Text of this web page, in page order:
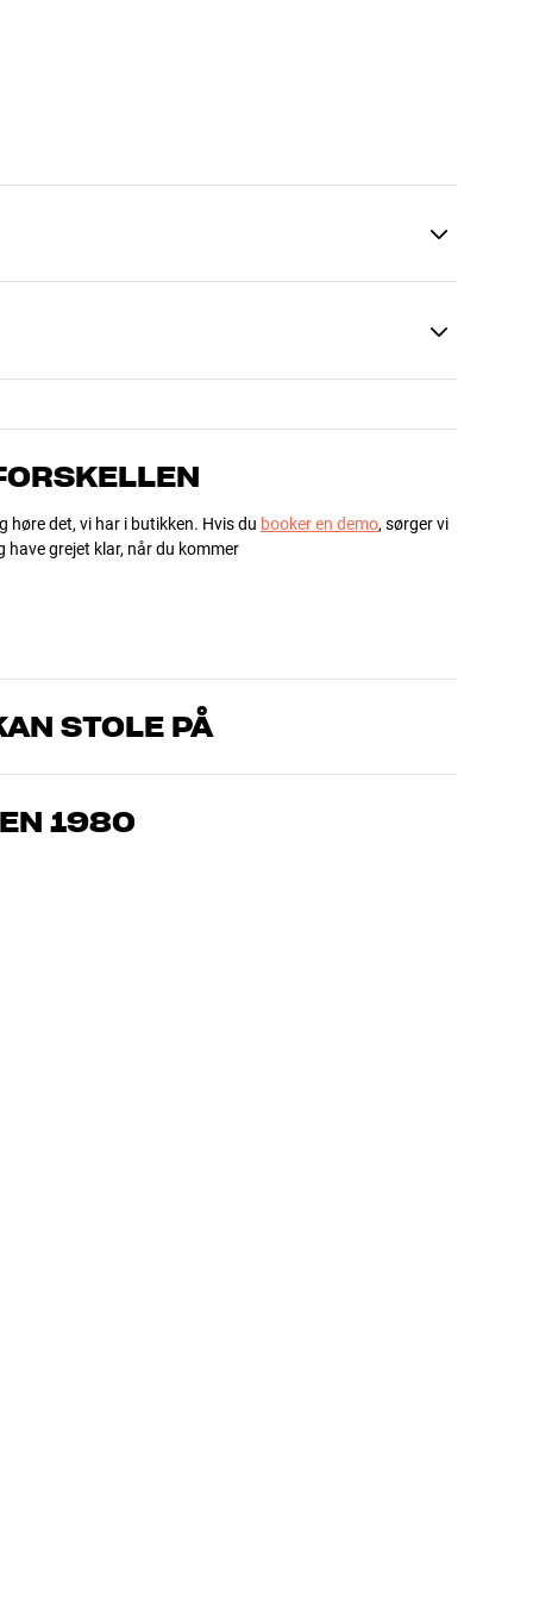
høre det, vi har i butikken. Hvis du booker en demo, sørger vi
grejet klar, når du kommer
STOLE PÅ
kender produkterne og brænder for den gode lyd til både
1980